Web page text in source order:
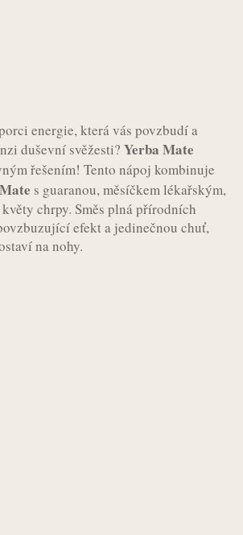
energie, která vás povzbudí a
duševní svěžesti? Yerba Mate
řešením! Tento nápoj kombinuje
s guaranou, měsíčkem lékařským,
chrpy. Směs plná přírodních
efekt a jedinečnou chuť,
na nohy.